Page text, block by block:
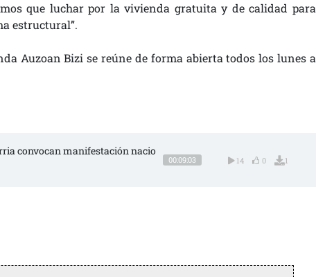
que luchar por la vivienda gratuita y de calidad para
estructural”.
Auzoan Bizi se reúne de forma abierta todos los lunes a
convocan manifestación nacio
00:09:03 14 0 1